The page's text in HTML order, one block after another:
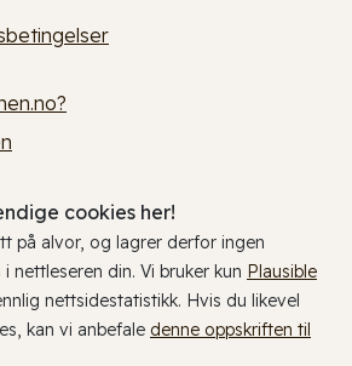
cookies her!
på alvor, og lagrer derfor ingen
nettleseren din. Vi bruker kun Plausible
nettsidestatistikk. Hvis du likevel
kan vi anbefale denne oppskriften til